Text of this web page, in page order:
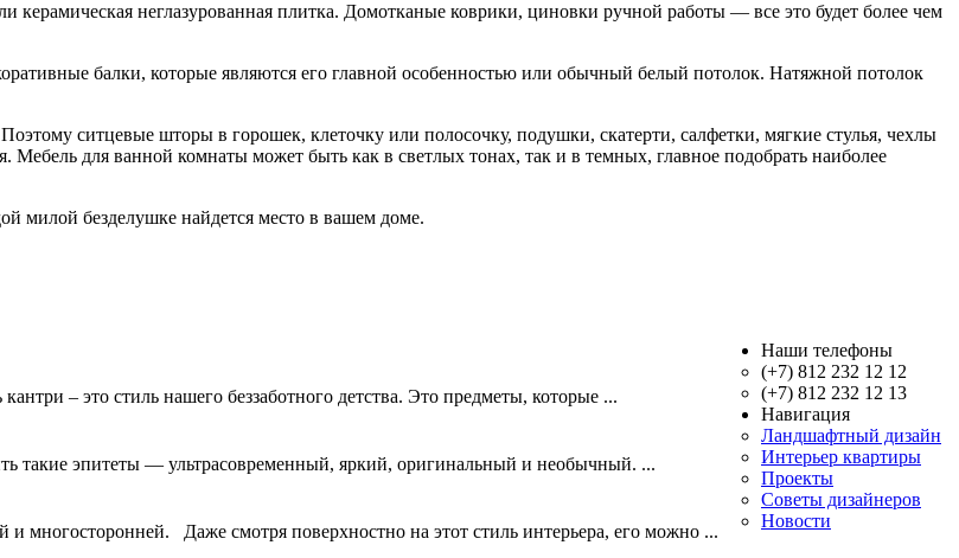
керамическая неглазурованная плитка. Домотканые коврики, циновки ручной работы — все это будет более чем
балки, которые являются его главной особенностью или обычный белый потолок. Натяжной потолок
ситцевые шторы в горошек, клеточку или полосочку, подушки, скатерти, салфетки, мягкие стулья, чехлы
Мебель для ванной комнаты может быть как в светлых тонах, так и в темных, главное подобрать наиболее
милой безделушке найдется место в вашем доме.
– это стиль нашего беззаботного детства. Это предметы, которые ...
такие эпитеты — ультрасовременный, яркий, оригинальный и необычный. ...
и многосторонней. Даже смотря поверхностно на этот стиль интерьера, его можно ...
Наши телефоны
(+7) 812 232 12 12
(+7) 812 232 12 13
Навигация
Ландшафтный дизайн
Интерьер квартиры
Проекты
Советы дизайнеров
Новости